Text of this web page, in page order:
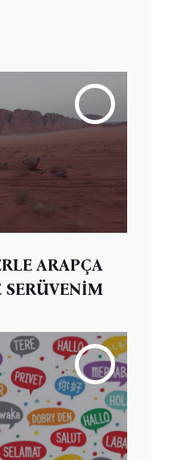
ARAPÇA
SERÜVENİM